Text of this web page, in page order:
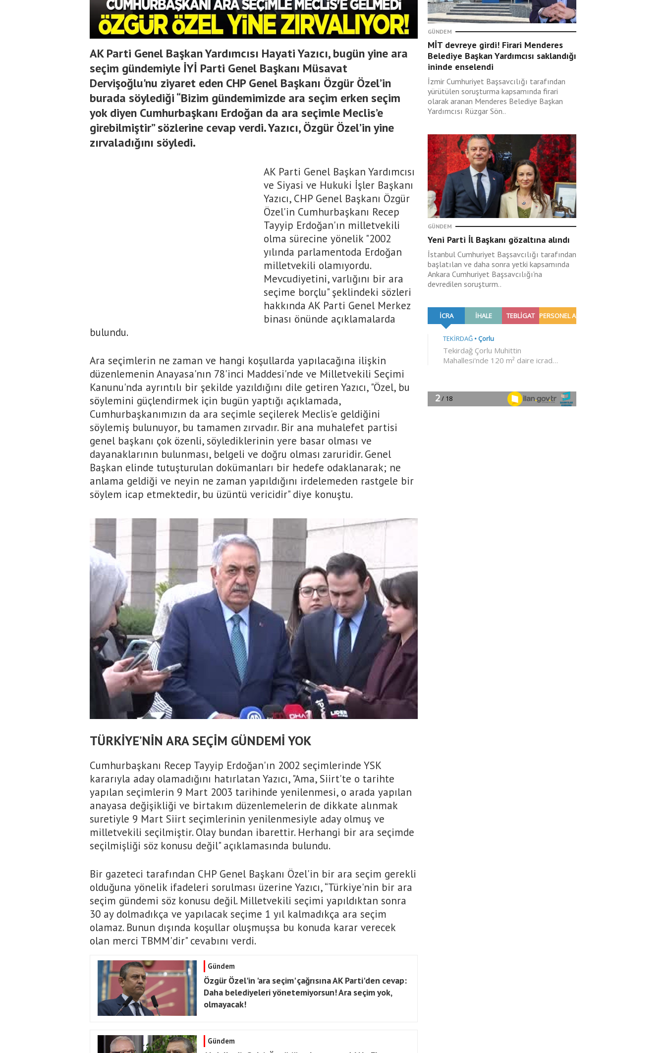
AK Parti Genel Başkan Yardımcısı Hayati Yazıcı, bugün yine ara
seçim gündemiyle İYİ Parti Genel Başkanı Müsavat
Dervişoğlu'nu ziyaret eden CHP Genel Başkanı Özgür Özel’in
burada söylediği “Bizim gündemimizde ara seçim erken seçim
yok diyen Cumhurbaşkanı Erdoğan da ara seçimle Meclis’e
girebilmiştir” sözlerine cevap verdi. Yazıcı, Özgür Özel’in yine
zırvaladığını söyledi.
AK Parti Genel Başkan Yardımcısı
ve Siyasi ve Hukuki İşler Başkanı
Yazıcı, CHP Genel Başkanı Özgür
Özel'in Cumhurbaşkanı Recep
Tayyip Erdoğan'ın milletvekili
olma sürecine yönelik "2002
yılında parlamentoda Erdoğan
milletvekili olamıyordu.
Mevcudiyetini, varlığını bir ara
seçime borçlu" şeklindeki sözleri
hakkında AK Parti Genel Merkez
binası önünde açıklamalarda
bulundu.
Ara seçimlerin ne zaman ve hangi koşullarda yapılacağına ilişkin
düzenlemenin Anayasa'nın 78'inci Maddesi'nde ve Milletvekili Seçimi
Kanunu'nda ayrıntılı bir şekilde yazıldığını dile getiren Yazıcı, "Özel, bu
söylemini güçlendirmek için bugün yaptığı açıklamada,
Cumhurbaşkanımızın da ara seçimle seçilerek Meclis'e geldiğini
söylemiş bulunuyor, bu tamamen zırvadır. Bir ana muhalefet partisi
genel başkanı çok özenli, söylediklerinin yere basar olması ve
dayanaklarının bulunması, belgeli ve doğru olması zaruridir. Genel
Başkan elinde tutuşturulan dokümanları bir hedefe odaklanarak; ne
anlama geldiği ve neyin ne zaman yapıldığını irdelemeden rastgele bir
söylem icap etmektedir, bu üzüntü vericidir" diye konuştu.
TÜRKİYE’NİN ARA SEÇİM GÜNDEMİ YOK
Cumhurbaşkanı Recep Tayyip Erdoğan'ın 2002 seçimlerinde YSK
kararıyla aday olamadığını hatırlatan Yazıcı, "Ama, Siirt'te o tarihte
yapılan seçimlerin 9 Mart 2003 tarihinde yenilenmesi, o arada yapılan
anayasa değişikliği ve birtakım düzenlemelerin de dikkate alınmak
suretiyle 9 Mart Siirt seçimlerinin yenilenmesiyle aday olmuş ve
milletvekili seçilmiştir. Olay bundan ibarettir. Herhangi bir ara seçimde
seçilmişliği söz konusu değil" açıklamasında bulundu.
Bir gazeteci tarafından CHP Genel Başkanı Özel'in bir ara seçim gerekli
olduğuna yönelik ifadeleri sorulması üzerine Yazıcı, “Türkiye'nin bir ara
seçim gündemi söz konusu değil. Milletvekili seçimi yapıldıktan sonra
30 ay dolmadıkça ve yapılacak seçime 1 yıl kalmadıkça ara seçim
olamaz. Bunun dışında koşullar oluşmuşsa bu konuda karar verecek
olan merci TBMM'dir" cevabını verdi.
Gündem
Özgür Özel'in 'ara seçim' çağrısına AK Parti'den cevap:
Daha belediyeleri yönetemiyorsun! Ara seçim yok,
olmayacak!
Gündem
GÜNDEM
MİT devreye girdi! Firari Menderes
Belediye Başkan Yardımcısı saklandığı
ininde enselendi
İzmir Cumhuriyet Başsavcılığı tarafından
yürütülen soruşturma kapsamında firari
olarak aranan Menderes Belediye Başkan
Yardımcısı Rüzgar Sön..
GÜNDEM
Yeni Parti İl Başkanı gözaltına alındı
İstanbul Cumhuriyet Başsavcılığı tarafından
başlatılan ve daha sonra yetki kapsamında
Ankara Cumhuriyet Başsavcılığı'na
devredilen soruşturm..